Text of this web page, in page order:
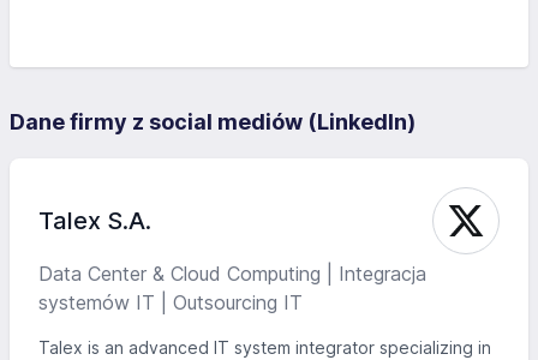
Dane firmy z social mediów (LinkedIn)
Talex S.A.
Data Center & Cloud Computing | Integracja
systemów IT | Outsourcing IT
Talex is an advanced IT system integrator specializing in